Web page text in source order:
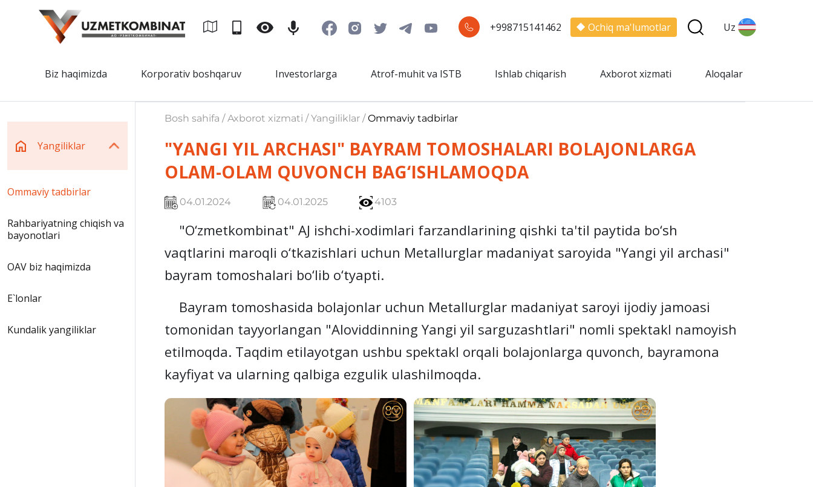
+998715141462 Ochiq ma'lumotlar Uz
Biz haqimizda Korporativ boshqaruv Investorlarga Atrof-muhit va ISTB Ishlab chiqarish Axborot xizmati Aloqalar
Yangiliklar
Ommaviy tadbirlar
Rahbariyatning chiqish va
bayonotlari
OAV biz haqimizda
E`lonlar
Kundalik yangiliklar
Bosh sahifa / Axborot xizmati / Yangiliklar /Ommaviy tadbirlar
"YANGI YIL ARCHASI" BAYRAM TOMOSHALARI BOLAJONLARGA
OLAM-OLAM QUVONCH BAG‘ISHLAMOQDA
04.01.2024 04.01.2025 4103
"O‘zmetkombinat" AJ ishchi-xodimlari farzandlarining qishki ta'til paytida bo‘sh
vaqtlarini maroqli o‘tkazishlari uchun Metallurglar madaniyat saroyida "Yangi yil archasi"
bayram tomoshalari bo‘lib o‘tyapti.
Bayram tomoshasida bolajonlar uchun Metallurglar madaniyat saroyi ijodiy jamoasi
tomonidan tayyorlangan "Aloviddinning Yangi yil sarguzashtlari" nomli spektakl namoyish
etilmoqda. Taqdim etilayotgan ushbu spektakl orqali bolajonlarga quvonch, bayramona
kayfiyat va ularning qalbiga ezgulik ulashilmoqda.